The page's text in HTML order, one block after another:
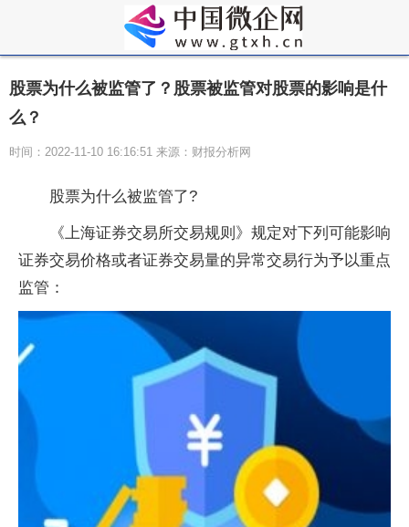
股票为什么被监管了？股票被监管对股票的影响是什
么？
时间：2022-11-10 16:16:51 来源：财报分析网
股票为什么被监管了?
《上海证券交易所交易规则》规定对下列可能影响
证券交易价格或者证券交易量的异常交易行为予以重点
监管：